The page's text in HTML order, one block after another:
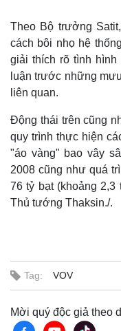
Hồ sơ
Theo Bộ trưởng
cách bôi nhọ hệ
giải thích rõ tình
luận trước những
liên quan.
Động thái trên cũng
quy trình thực hiện
"áo vàng" bao vây
2008 cũng như quá
76 tỷ bạt (khoảng
Thủ tướng Thaksin./.
Tag: VOV
Mời quý độc giả theo